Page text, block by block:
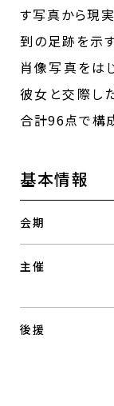
す写真から現
到の足跡を示
肖像写真をは
彼女と交際し
合計96点で構
基本情報
会期
主催
後援